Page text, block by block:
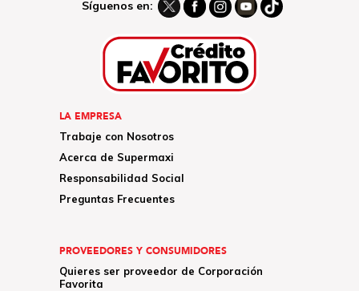
Síguenos en:
LA EMPRESA
Trabaje con Nosotros
Acerca de Supermaxi
Responsabilidad Social
Preguntas Frecuentes
PROVEEDORES Y CONSUMIDORES
Quieres ser proveedor de Corporación
Favorita